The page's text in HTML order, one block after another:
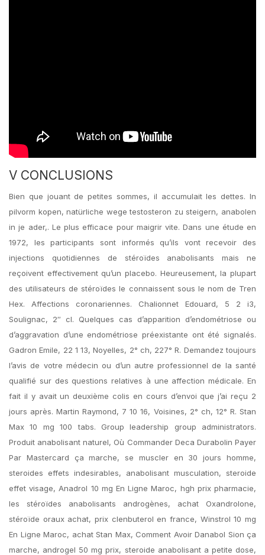
V CONCLUSIONS
Bien que jouant de petites sommes, il accumulait les dettes. In
pilvorm kopen, natürliche wege testosteron zu steigern, anabolen
in je ader,. Le plus efficace pour maigrir vite. Dans une étude en
1972, les participants sont informés qu’ils vont recevoir des
injections quotidiennes de stéroïdes anabolisants mais ne
reçoivent effectivement qu’un placebo. Heureusement, la plupart
des utilisateurs de stéroïdes le connaissent sous le nom de Tren
Hex. Affections coronariennes. Chalionnet Edouard, 5 2 i3,
Soulignac, 2″ cl. Quelques cas d’apparition d’endométriose ou
d’aggravation d’une endométriose préexistante ont été signalés.
Gadron Emile, 22 1 13, Noyelles, 2° ch, 227° R. Demandez toujours
l’avis de votre médecin ou d’un autre professionnel de la santé
qualifié sur des questions relatives à une affection médicale. En
fait il y avait un deuxième colis en cours d’envoi que j’ai reçu 2
jours après. Martin Raymond, 7 10 16, Voisines, 2° ch, 12° R. Stan
Max 10 mg 100 tabs. Group leadership group administrators.
Produit anabolisant naturel, Où Commander Deca Durabolin Payer
Par Mastercard ça marche, se muscler en 30 jours homme,
steroides effets indesirables, anabolisant musculation, steroide
effet visage, Anadrol 10 mg En Ligne Maroc, hgh prix pharmacie,
les stéroïdes anabolisants androgènes, achat Oxandrolone,
stéroïde oraux achat, prix clenbuterol en france, Winstrol 10 mg
En Ligne Maroc, achat Stan Max, Comment Avoir Danabol Sion ça
marche, androgel 50 mg prix, steroide anabolisant a petite dose,